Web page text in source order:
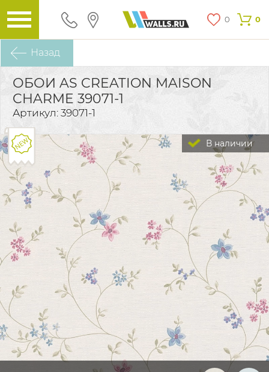
0 0
Назад
ОБОИ AS CREATION MAISON
CHARME 39071-1
Артикул: 39071-1
В наличии